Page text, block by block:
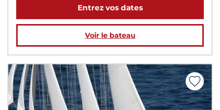
Entrez vos dates
Voir le bateau